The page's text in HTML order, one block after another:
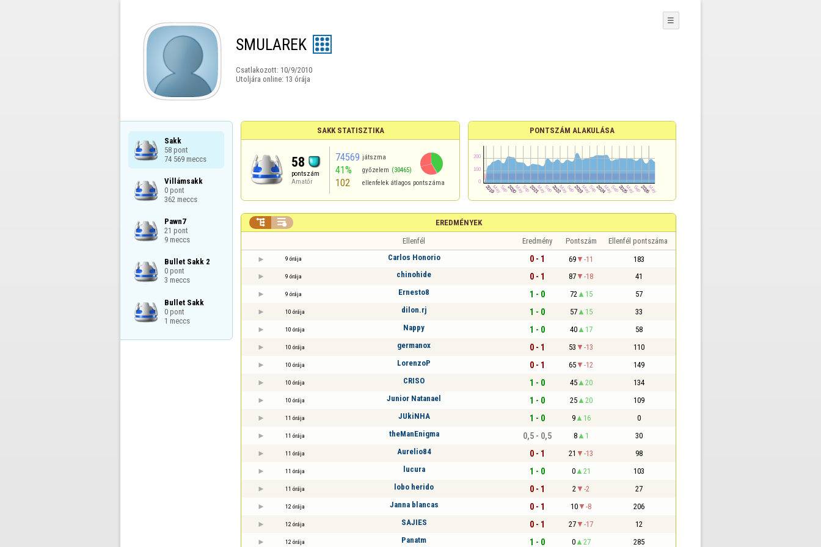
SMULAREK
Csatlakozott: 10/9/2010
Utoljára online: 13 órája
☰
Sakk
58 pont
74 569 meccs
Villámsakk
0 pont
362 meccs
Pawn7
21 pont
9 meccs
Bullet Sakk 2
0 pont
3 meccs
Bullet Sakk
0 pont
1 meccs
SAKK STATISZTIKA
58
pontszám
Amatőr
74569 játszma
41% győzelem (30465)
102 ellenfelek átlagos pontszáma
PONTSZÁM ALAKULÁSA
EREDMÉNYEK
 
Ellenfél Eredmény Pontszám Ellenfél pontszáma
9 órája Carlos Honorio 0 - 1 69 -11 183
9 órája chinohide 0 - 1 87 -18 41
9 órája Ernesto8 1 - 0 72 15 57
10 órája dilon.rj 1 - 0 57 15 33
10 órája Nappy 1 - 0 40 17 58
10 órája germanox 0 - 1 53 -13 110
10 órája LorenzoP 0 - 1 65 -12 149
10 órája CRISO 1 - 0 45 20 134
10 órája Junior Natanael 1 - 0 25 20 109
11 órája JUkiNHA 1 - 0 9 16 0
11 órája theManEnigma 0,5 - 0,5 8 1 30
11 órája Aurelio84 0 - 1 21 -13 98
11 órája lucura 1 - 0 0 21 103
11 órája lobo herido 0 - 1 2 -2 27
12 órája Janna blancas 0 - 1 10 -8 206
12 órája SAJIES 0 - 1 27 -17 12
12 órája Panatm 1 - 0 0 27 285